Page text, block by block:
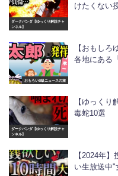
ダークパンダ【ゆっくり解説チャ
ンネル】
けたくない
おもろいB級ニュースの旅
【おもし
各地にある
ダークパンダ【ゆっくり解説チャ
ンネル】
【ゆっく
毒蛇10選
【2024年
い生放送中"